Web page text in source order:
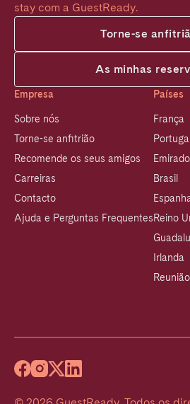
stay com a GuestReady.
Torne-se
As minhas
Empresa
Sobre nós
Torne-se anfitrião
Recomende os seus amigos
Carreiras
Contacto
Ajuda e Perguntas Frequentes
Países
França
Portugal
Brasil
Reino
Irlanda
Reunião